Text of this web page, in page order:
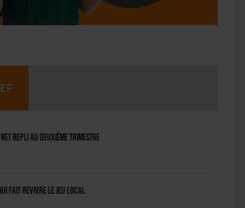
net repli au deuxième trimestre
fait revivre le jeu local